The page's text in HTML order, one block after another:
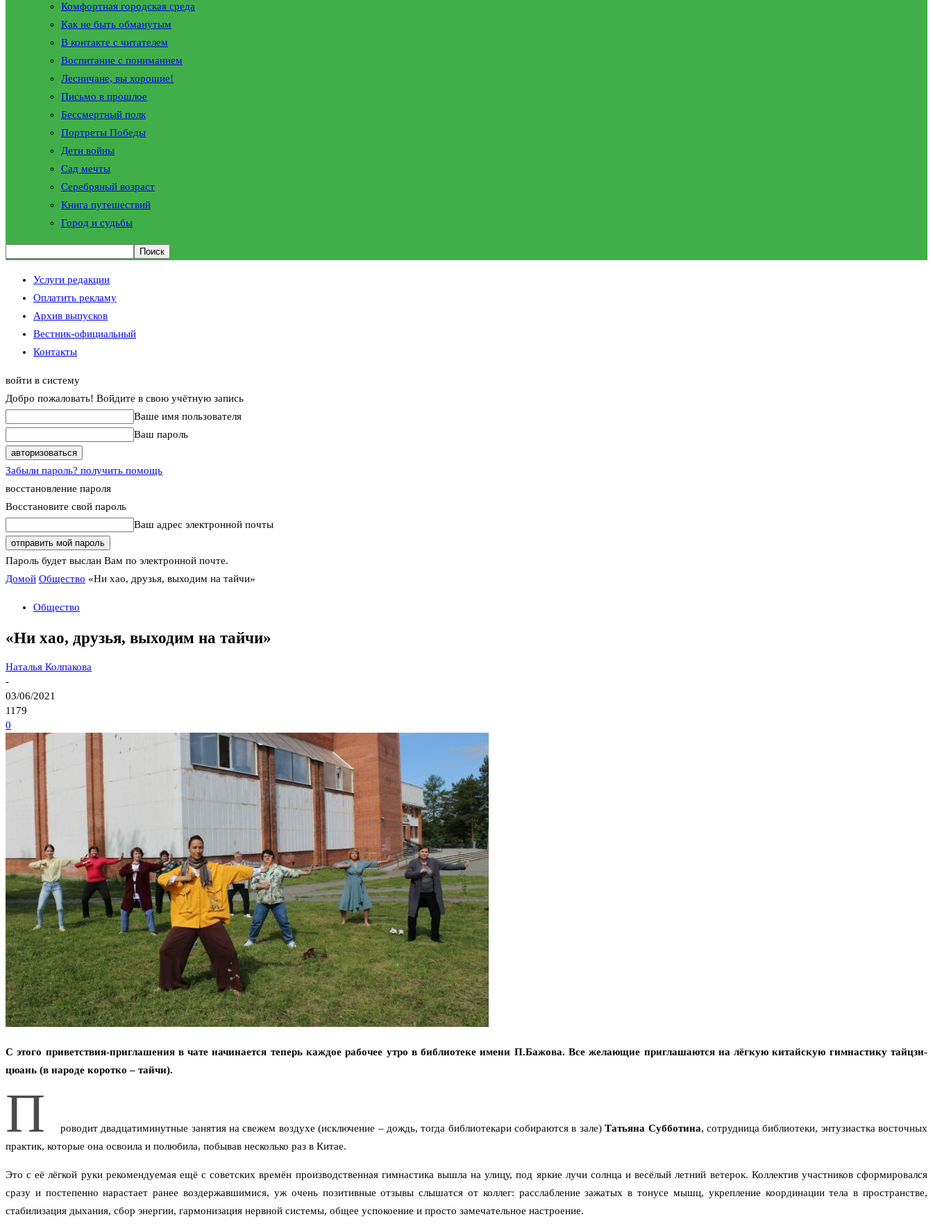
Комфортная городская среда
Как не быть обманутым
В контакте с читателем
Воспитание с пониманием
Лесничане, вы хорошие!
Письмо в прошлое
Бессмертный полк
Портреты Победы
Дети войны
Сад мечты
Серебряный возраст
Книга путешествий
Город и судьбы
Услуги редакции
Оплатить рекламу
Архив выпусков
Вестник-официальный
Контакты
войти в систему
Добро пожаловать! Войдите в свою учётную запись
Ваше имя пользователя
Ваш пароль
Забыли пароль? получить помощь
восстановление пароля
Восстановите свой пароль
Ваш адрес электронной почты
Пароль будет выслан Вам по электронной почте.
Домой Общество «Ни хао, друзья, выходим на тайчи»
Общество
«Ни хао, друзья, выходим на тайчи»
Наталья Колпакова
-
03/06/2021
1179
0
С этого приветствия-приглашения в чате начинается теперь каждое рабочее утро в библиотеке имени П.Бажова. Все желающие приглашаются на лёгкую китайскую гимнастику тайцзи-
цюань (в народе коротко – тайчи).
П роводит двадцатиминутные занятия на свежем воздухе (исключение – дождь, тогда библиотекари собираются в зале)Татьяна Субботина, сотрудница библиотеки, энтузиастка восточных
практик, которые она освоила и полюбила, побывав несколько раз в Китае.
Это с её лёгкой руки рекомендуемая ещё с советских времён производственная гимнастика вышла на улицу, под яркие лучи солнца и весёлый летний ветерок. Коллектив участников сформировался
сразу и постепенно нарастает ранее воздержавшимися, уж очень позитивные отзывы слышатся от коллег: расслабление зажатых в тонусе мышц, укрепление координации тела в пространстве,
стабилизация дыхания, сбор энергии, гармонизация нервной системы, общее успокоение и просто замечательное настроение.